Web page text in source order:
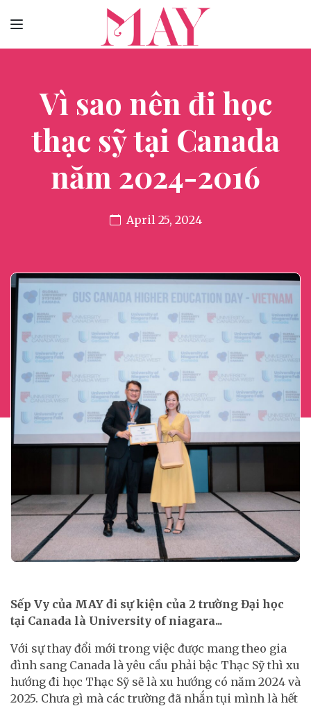
Vì sao nên đi học
thạc sỹ tại Canada
năm 2024-2016
April 25, 2024
Sếp Vy của MAY đi sự kiện của 2 trường Đại học
tại Canada là University of niagara...
Với sự thay đổi mới trong việc được mang theo gia
đình sang Canada là yêu cầu phải bậc Thạc Sỹ thì xu
hướng đi học Thạc Sỹ sẽ là xu hướng có năm 2024 và
2025. Chưa gì mà các trường đã nhắn tụi mình là hết